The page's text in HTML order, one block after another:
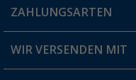
Blog
Jobs & Karriere
FAQ & Kontakt
Versandinformationen
ZAHLUNGSARTEN
WIR VERSENDEN MIT